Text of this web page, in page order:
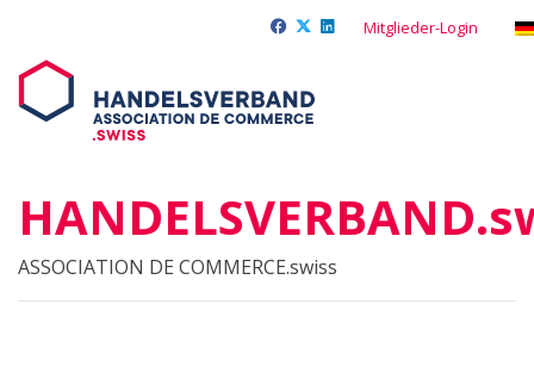
Mitglieder-Login
ASSOCIATION DE COMMERCE.swiss